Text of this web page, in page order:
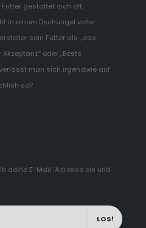
Futter gestaltet sich oft
in einem Dschungel voller
sein Futter als „das
oder „Beste
man sich irgendwie auf
so?
deine E-Mail-Adresse ein und
LOS!